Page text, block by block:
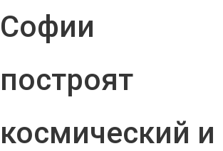
Софии
построят
космический и